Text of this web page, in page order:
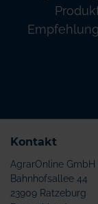
Kontakt
AgrarOnline GmbH
Bahnhofsallee 44
23909 Ratzeburg